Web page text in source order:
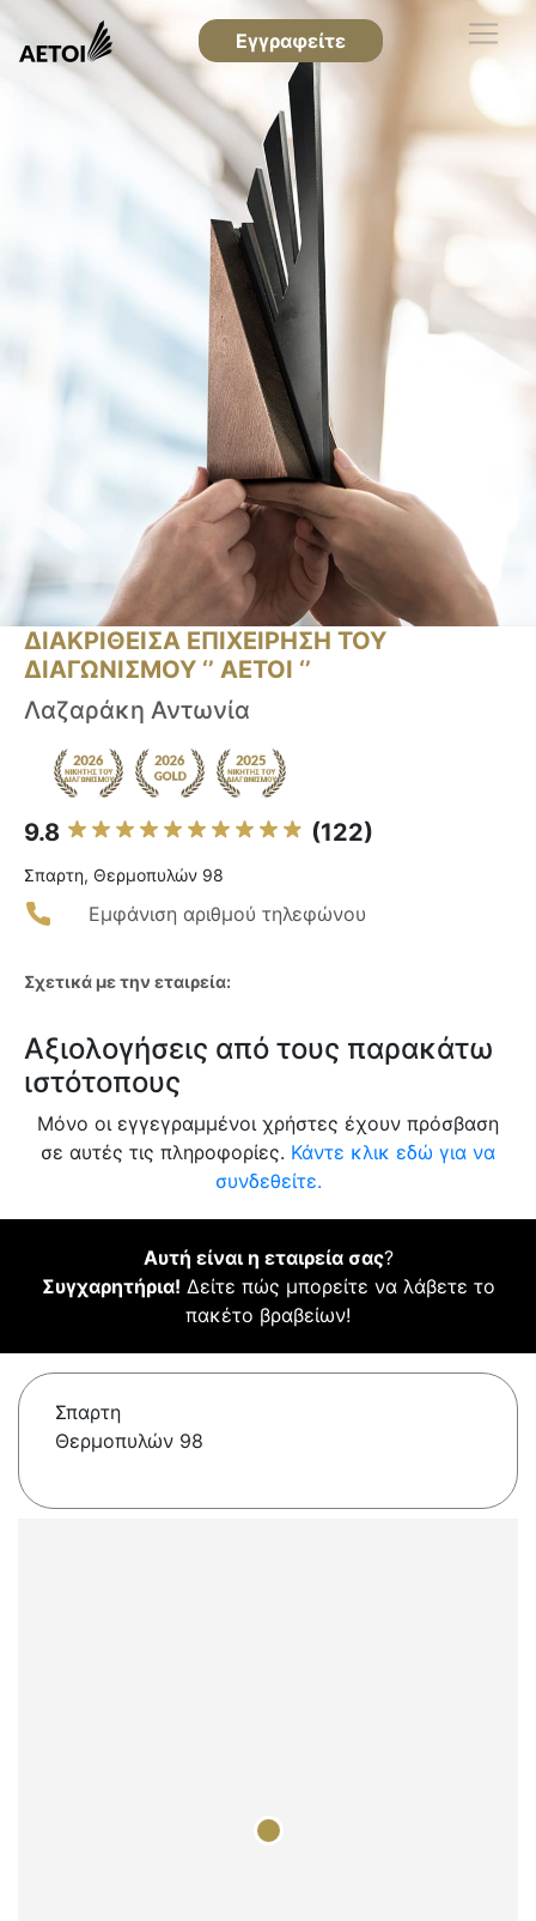
Εγγραφείτε
ΔΙΑΚΡΙΘΕΙΣΑ ΕΠΙΧΕΙΡΗΣΗ ΤΟΥ
ΔΙΑΓΩΝΙΣΜΟΥ ‘’ ΑΕΤΟΙ ‘’
Λαζαράκη Αντωνία
9.8 (122)
Σπαρτη, Θερμοπυλών 98
Εμφάνιση αριθμού τηλεφώνου
Σχετικά με την εταιρεία:
Αξιολογήσεις από τους παρακάτω
ιστότοπους
Μόνο οι εγγεγραμμένοι χρήστες έχουν πρόσβαση
σε αυτές τις πληροφορίες. Κάντε κλικ εδώ για να
συνδεθείτε.
Αυτή είναι η εταιρεία σας?
Συγχαρητήρια! Δείτε πώς μπορείτε να λάβετε το
πακέτο βραβείων!
Σπαρτη
Θερμοπυλών 98